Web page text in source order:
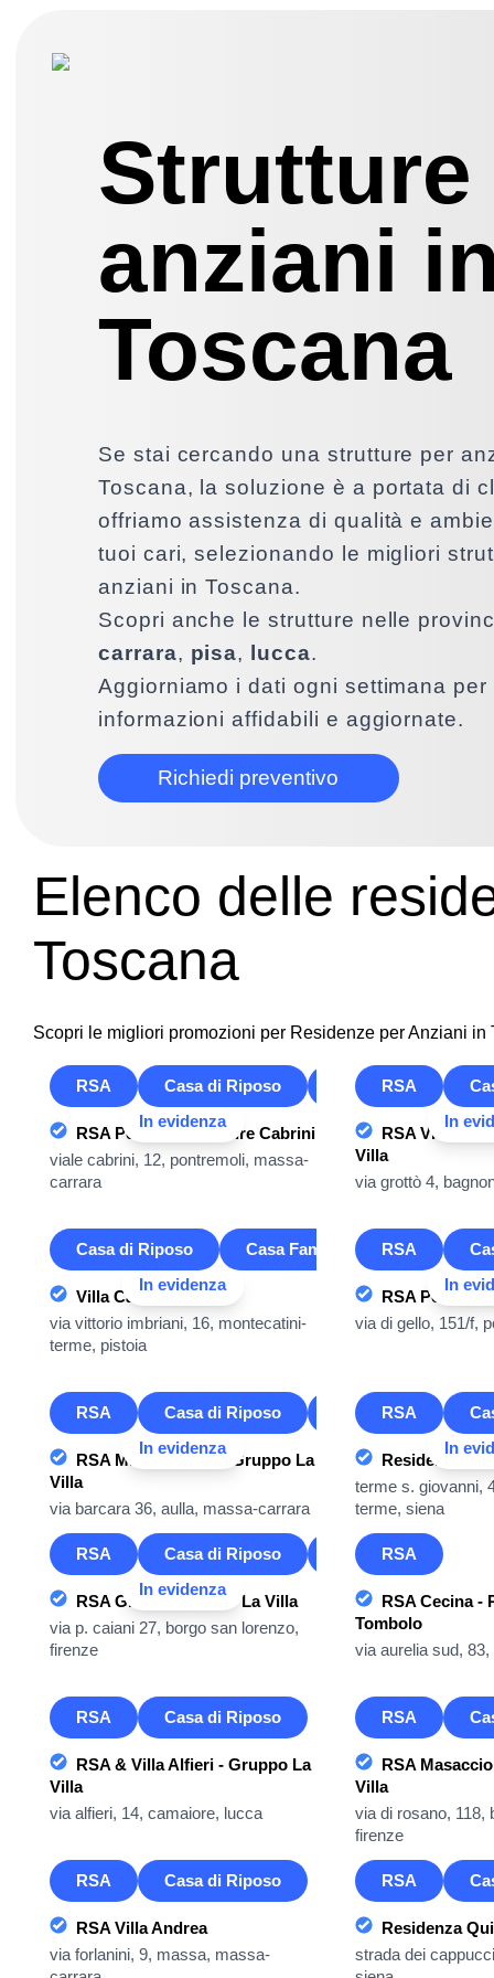
Strutture
anziani in
Toscana
Se stai cercando una strutture per
Toscana, la soluzione è a portata di
offriamo assistenza di qualità e
tuoi cari, selezionando le migliori
anziani in Toscana.
Scopri anche le strutture nelle
carrara, pisa, lucca.
Aggiorniamo i dati ogni settimana per
informazioni affidabili e aggiornate.
Richiedi preventivo
Elenco delle
Toscana
Scopri le migliori promozioni per Residenze per Anziani in
In evidenza
RSA Casa di Riposo Casa Famiglia
RSA Pensionato Madre Cabrini
viale cabrini, 12, pontremoli, massa-
carrara
In
RSA
RSA Villa
Villa
via grottò 4,
In evidenza
Casa di Riposo Casa Famiglia
Villa Caterina
via vittorio imbriani, 16, montecatini-
terme, pistoia
In
RSA
RSA
via di gello, 151/f,
In evidenza
RSA Casa di Riposo Casa Famiglia
RSA Michelangelo - Gruppo La
Villa
via barcara 36, aulla, massa-carrara
In
RSA
Residenza
terme s. giovanni,
terme, siena
In evidenza
RSA Casa di Riposo Casa Famiglia
RSA Giotto - Gruppo La Villa
via p. caiani 27, borgo san lorenzo,
firenze
RSA
RSA Cecina -
Tombolo
via aurelia sud,
RSA Casa di Riposo
RSA & Villa Alfieri - Gruppo La
Villa
via alfieri, 14, camaiore, lucca
RSA
RSA
Villa
via di rosano, 118,
firenze
RSA Casa di Riposo
RSA Villa Andrea
via forlanini, 9, massa, massa-
RSA
Residenza
strada dei